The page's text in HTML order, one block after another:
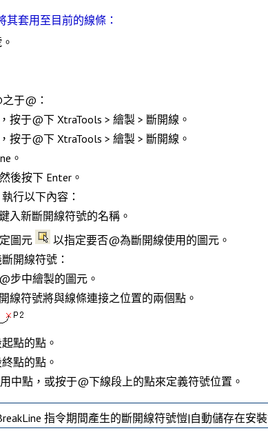
其套用至目前的線條：
于@：
按于@下 XtraTools > 繪製 > 斷開線 。
按于@下 XtraTools > 繪製 > 斷開線 。
。
然後按下 Enter。
行以下內容：
入新斷開線符號的名稱。
圖元
以指定要否@為斷開線使用的圖元。
開線符號：
步中繪製的圖元。
線符號將與線條連接之位置的兩個點。
點的點。
點的點。
中點，或按于@下線段上的點來定義符號位置。
指令期間產生的斷開線符號愷|自動儲存在安